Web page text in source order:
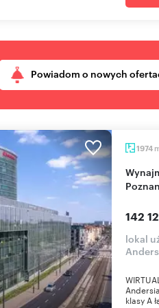
Powiadom o nowych
1974
Wynajmę nowoczesny lokal 1974 m² w centrum
142
lokal
klasy A